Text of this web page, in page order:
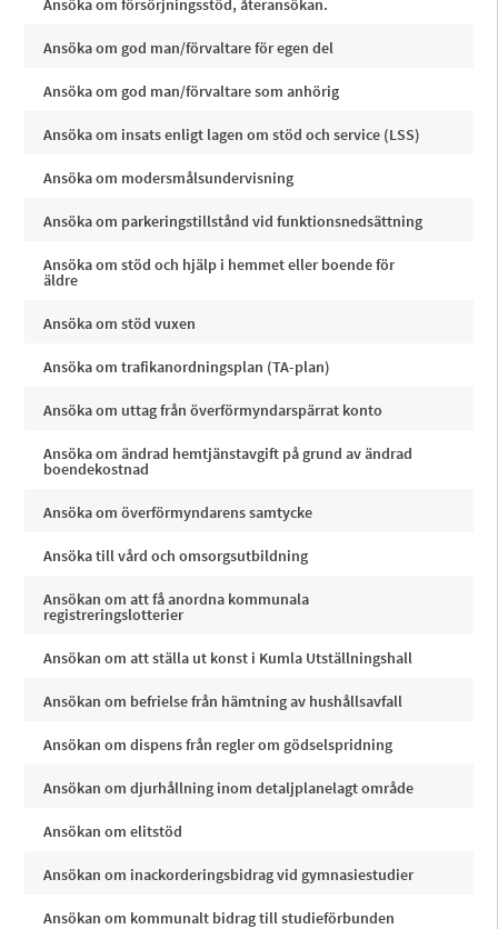
Ansöka om försörjningsstöd, återansökan.
Ansöka om god man/förvaltare för egen del
Ansöka om god man/förvaltare som anhörig
Ansöka om insats enligt lagen om stöd och service (LSS)
Ansöka om modersmålsundervisning
Ansöka om parkeringstillstånd vid funktionsnedsättning
Ansöka om stöd och hjälp i hemmet eller boende för
äldre
Ansöka om stöd vuxen
Ansöka om trafikanordningsplan (TA-plan)
Ansöka om uttag från överförmyndarspärrat konto
Ansöka om ändrad hemtjänstavgift på grund av ändrad
boendekostnad
Ansöka om överförmyndarens samtycke
Ansöka till vård och omsorgsutbildning
Ansökan om att få anordna kommunala
registreringslotterier
Ansökan om att ställa ut konst i Kumla Utställningshall
Ansökan om befrielse från hämtning av hushållsavfall
Ansökan om dispens från regler om gödselspridning
Ansökan om djurhållning inom detaljplanelagt område
Ansökan om elitstöd
Ansökan om inackorderingsbidrag vid gymnasiestudier
Ansökan om kommunalt bidrag till studieförbunden